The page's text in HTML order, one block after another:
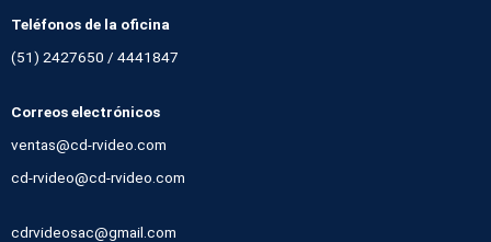
Teléfonos de la oficina
(51) 2427650 / 4441847
Correos electrónicos
ventas@cd-rvideo.com
cd-rvideo@cd-rvideo.com
cdrvideosac@gmail.com